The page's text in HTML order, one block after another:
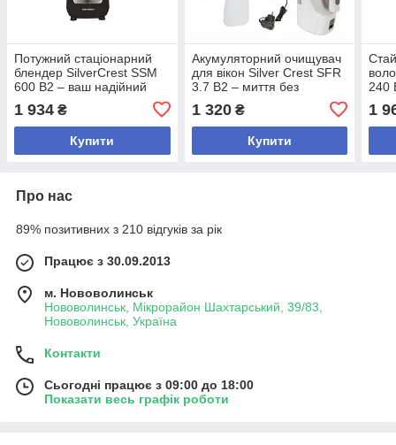
Потужний стаціонарний
блендер SilverCrest SSM
600 B2 – ваш надійний
1 934 ₴
Купити
Акумуляторний очищувач
для вікон Silver Crest SFR
3.7 B2 – миття без
прилад для скла, дзеркал
1 320₴
Купити
240
1
Про нас
89% позитивних з 210 відгуків за рік
Працює з 30.09.2013
м. Нововолинськ
Нововолинськ, Мікрорайон Шахтарський, 39/83,
Нововолинськ, Україна
Контакти
Сьогодні працює з 09:00 до 18:00
Показати весь графік роботи